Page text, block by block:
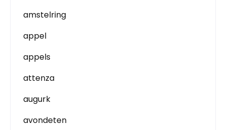
amstelring
appel
appels
attenza
augurk
avondeten